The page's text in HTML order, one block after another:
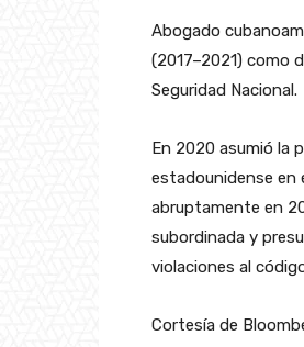
Abogado
(2017–2021) como
Seguridad Nacional.
En 2020 asumió la
estadounidense en
abruptamente en
subordinada y
violaciones al
Cortesía de